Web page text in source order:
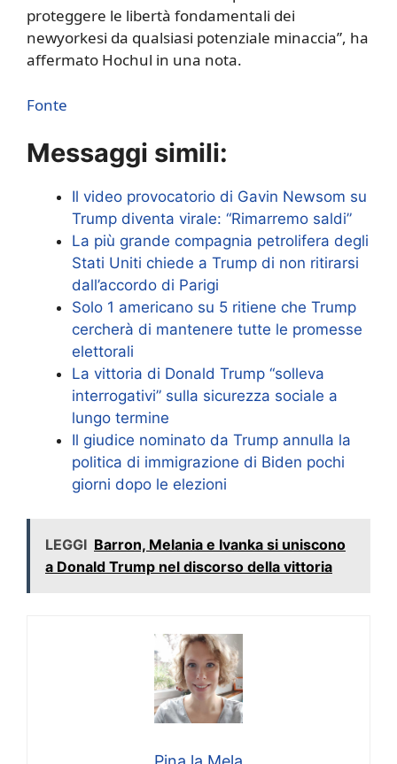
proteggere le libertà fondamentali dei
newyorkesi da qualsiasi potenziale minaccia”, ha
affermato Hochul in una nota.
Fonte
Messaggi simili:
Il video provocatorio di Gavin Newsom su
Trump diventa virale: “Rimarremo saldi”
La più grande compagnia petrolifera degli
Stati Uniti chiede a Trump di non ritirarsi
dall’accordo di Parigi
Solo 1 americano su 5 ritiene che Trump
cercherà di mantenere tutte le promesse
elettorali
La vittoria di Donald Trump “solleva
interrogativi” sulla sicurezza sociale a
lungo termine
Il giudice nominato da Trump annulla la
politica di immigrazione di Biden pochi
giorni dopo le elezioni
LEGGI Barron, Melania e Ivanka si uniscono
a Donald Trump nel discorso della vittoria